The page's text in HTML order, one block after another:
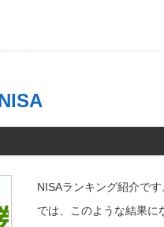
NISAランキング紹介で
では、このような結果に